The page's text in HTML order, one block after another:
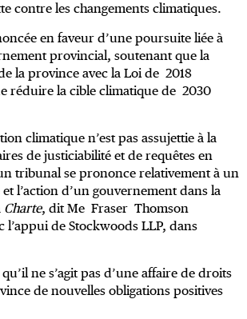
contre les changements climatiques.
en faveur d’une poursuite liée à
provincial, soutenant que la
la province avec la Loi de 2018
réduire la cible climatique de 2030
climatique n’est pas assujettie à la
de justiciabilité et de requêtes en
tribunal se prononce relativement à un
l’action d’un gouvernement dans la
Charte, dit Me Fraser Thomson
de Stockwoods LLP, dans
ne s’agit pas d’une affaire de droits
de nouvelles obligations positives